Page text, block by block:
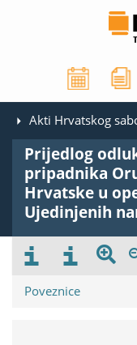
Akti Hrvatskog
Prijedlog
pripadnika
Hrvatske u
Ujedinjenih
Poveznice